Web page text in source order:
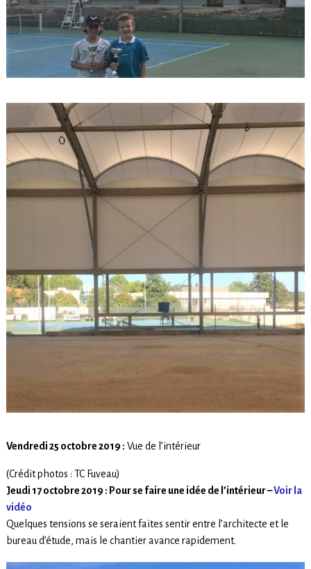
Vendredi 25 octobre 2019 : Vue de l’intérieur
(Crédit photos : TC Fuveau)
Jeudi 17 octobre 2019 : Pour se faire une idée de l’intérieur –Voir la
vidéo
Quelques tensions se seraient faites sentir entre l’architecte et le
bureau d’étude, mais le chantier avance rapidement.